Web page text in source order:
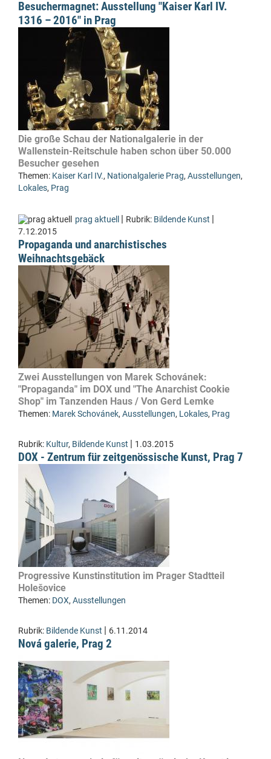
Besuchermagnet: Ausstellung "Kaiser Karl IV.
1316 – 2016" in Prag
Die große Schau der Nationalgalerie in der
Wallenstein-Reitschule haben schon über 50.000
Besucher gesehen
Themen: Kaiser Karl IV., Nationalgalerie Prag, Ausstellungen,
Lokales, Prag
prag aktuell | Rubrik: Bildende Kunst |
7.12.2015
Propaganda und anarchistisches
Weihnachtsgebäck
Zwei Ausstellungen von Marek Schovánek:
"Propaganda" im DOX und "The Anarchist Cookie
Shop" im Tanzenden Haus / Von Gerd Lemke
Themen: Marek Schovánek, Ausstellungen, Lokales, Prag
Rubrik: Kultur, Bildende Kunst | 1.03.2015
DOX - Zentrum für zeitgenössische Kunst, Prag 7
Progressive Kunstinstitution im Prager Stadtteil
Holešovice
Themen: DOX, Ausstellungen
Rubrik: Bildende Kunst | 6.11.2014
Nová galerie, Prag 2